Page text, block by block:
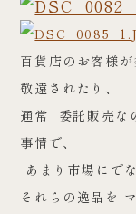
百貨店のお客様
敬遠されたり、
通常 委託販売な
事情で、
あまり市場にで
それらの逸品を